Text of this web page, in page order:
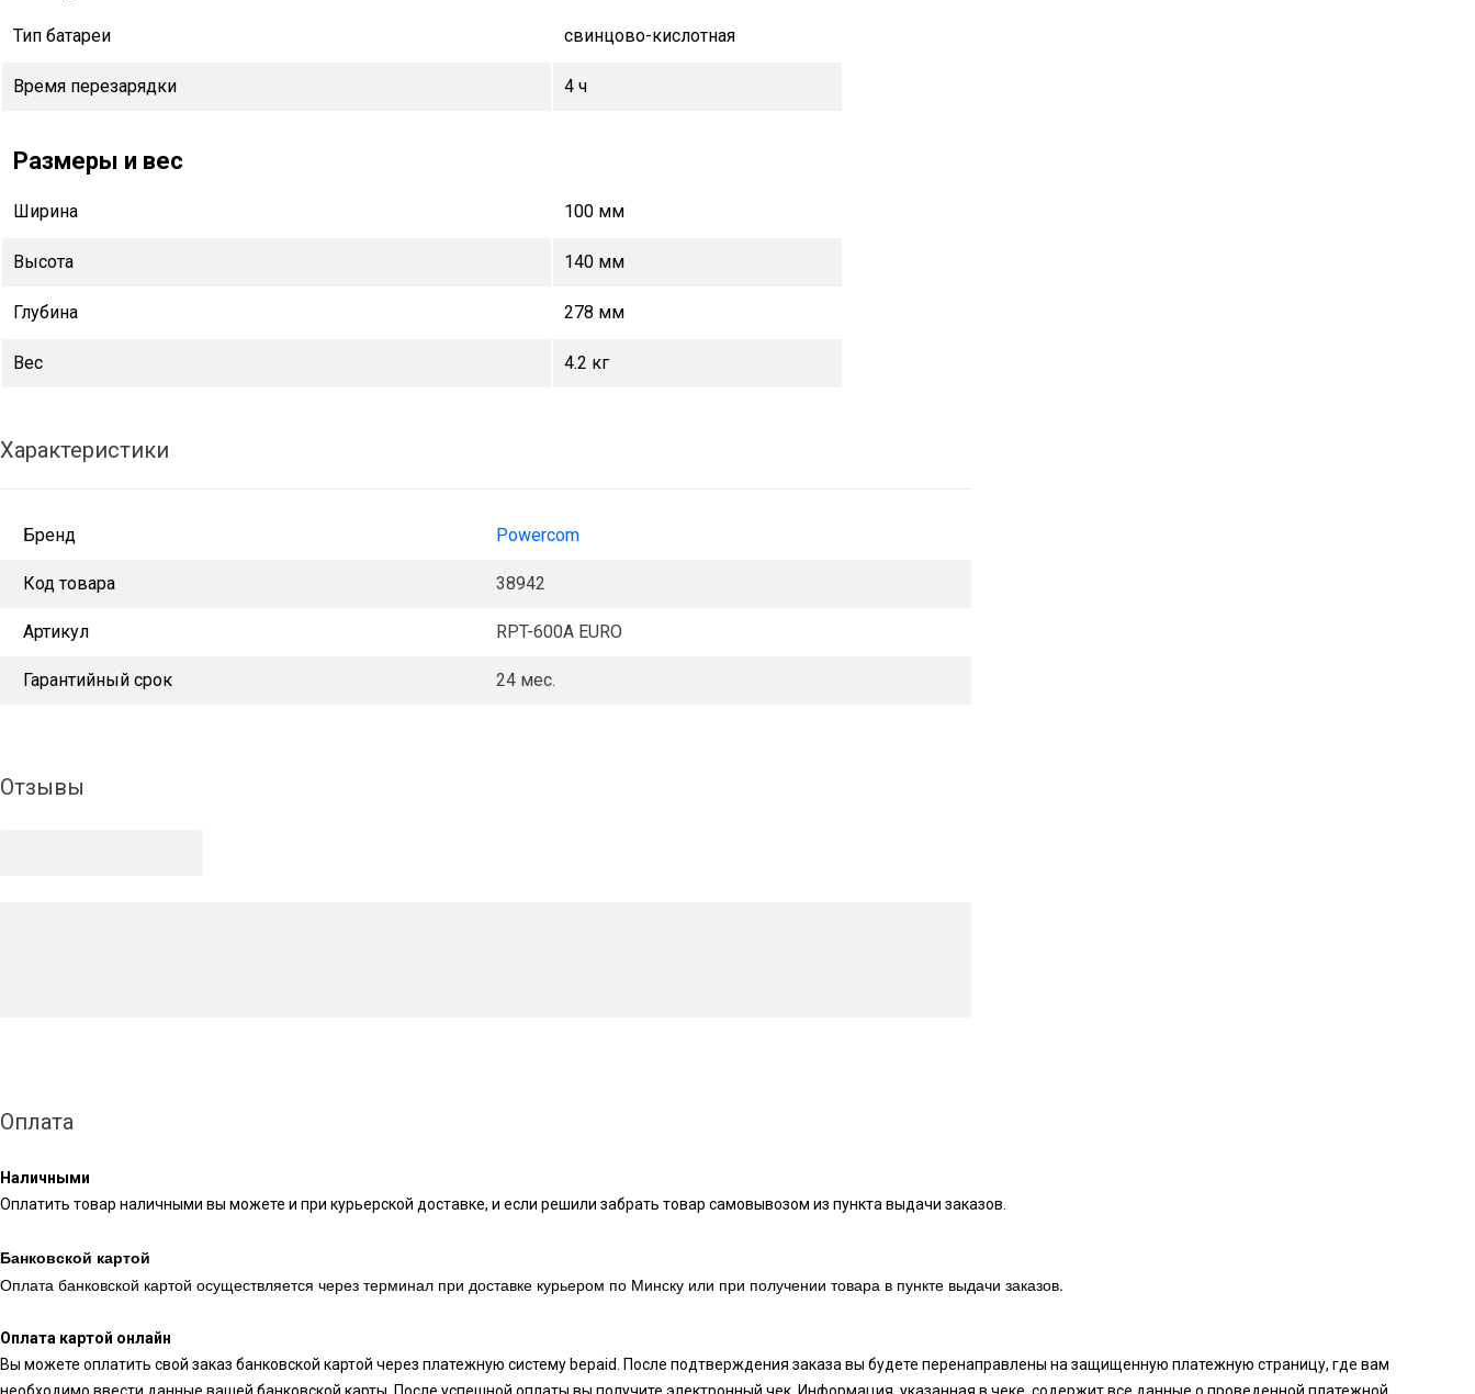
Тип батареи свинцово-кислотная
Время перезарядки 4 ч
Размеры и вес
Ширина 100 мм
Высота 140 мм
Глубина 278 мм
Вес 4.2 кг
Характеристики
Бренд Powercom
Код товара 38942
Артикул RPT-600A EURO
Гарантийный срок 24 мес.
Отзывы
Оплата
Наличными
Оплатить товар наличными вы можете и при курьерской доставке, и если решили забрать товар самовывозом из пункта выдачи заказов.
Банковской картой
Оплата банковской картой осуществляется через терминал при доставке курьером по Минску или при получении товара в пункте выдачи заказов.
Оплата картой онлайн
Вы можете оплатить свой заказ банковской картой через платежную систему bepaid. После подтверждения заказа вы будете перенаправлены на защищенную платежную страницу, где вам
необходимо ввести данные вашей банковской карты. После успешной оплаты вы получите электронный чек. Информация, указанная в чеке, содержит все данные о проведенной платежной